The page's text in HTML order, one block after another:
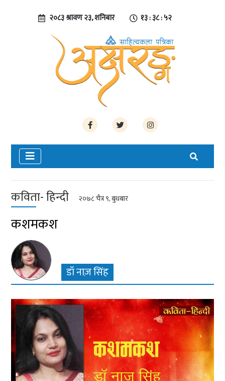
२०८३ श्रावण २३, शनिबार १३ : ३८ : ५२
कविता- हिन्दी २०७८ चैत्र ९, बुधबार
कशमकश
डॉ नाज़ सिंह